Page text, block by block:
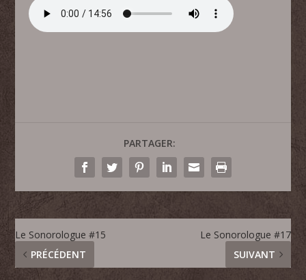
PARTAGER:
Le Sonorologue #15
PRÉCÉDENT
Le Sonorologue #17
SUIVANT